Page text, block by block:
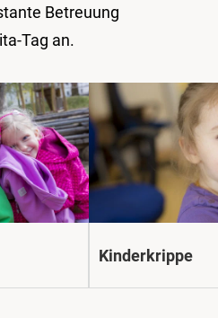
Betreuung
Tag an.
Kinderkrippe